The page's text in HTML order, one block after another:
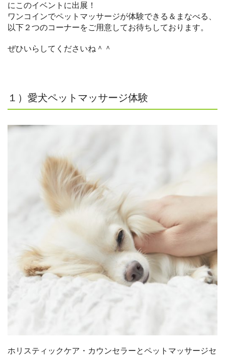
にこのイベントに出展！
ワンコインでペットマッサージが体験できる＆まなべる、
以下２つのコーナーをご用意してお待ちしております。
ぜひいらしてくださいね＾＾
１）愛犬ペットマッサージ体験
ホリスティックケア・カウンセラーとペットマッサージセ